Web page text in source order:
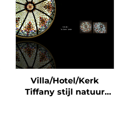
moderne verlichting /
Klassieke luxe
verlichting-1
Villa/Hotel/Kerk
Tiffany stijl natuur